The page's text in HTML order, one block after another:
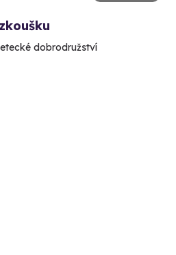
dobrodružství